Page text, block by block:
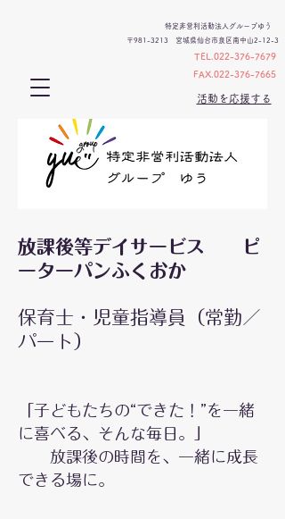
TEL.022-376-7679
特定非営利活動法人グループゆう
〒981-3213 宮城県仙台市泉区南中山2-12-3
FAX.022-376-7665
活動を応援する
放課後等デイサービス ピ
ーターパンふくおか
保育士・児童指導員（常勤／
パート）
「子どもたちの“できた！”を一緒
に喜べる、そんな毎日。」
放課後の時間を、一緒に成長
できる場に。